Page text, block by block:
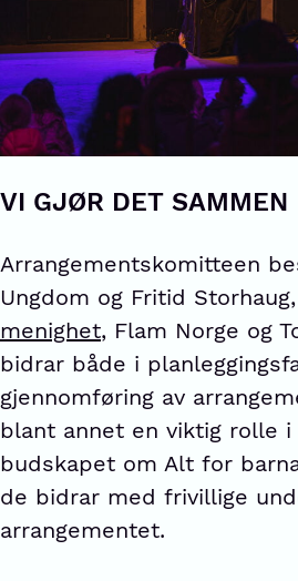
VI GJØR DET SAMMEN
Arrangementskomitteen
Ungdom og Fritid Storhaug,
menighet, Flam Norge og
bidrar både i
gjennomføring av
blant annet en viktig rolle i
budskapet om Alt for
de bidrar med frivillige
arrangementet.